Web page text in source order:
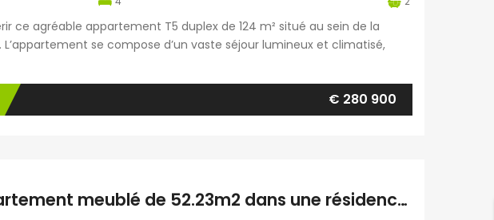
ce agréable appartement T5 duplex de 124 m² situé au sein de la
se compose d’un vaste séjour lumineux et climatisé,
[…]
€ 280 900
À louer un charmant appartement meublé de 52.23m2 dans une résidence à Sainte Clotilde Réunion